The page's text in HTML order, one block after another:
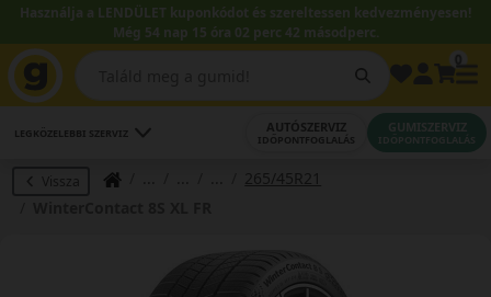
Használja a LENDÜLET kuponkódot és szereltessen kedvezményesen!
Még 54 nap 15 óra 02 perc 41 másodperc.
LEGKÖZELEBBI SZERVIZ AUTÓSZERVIZ
IDŐPONTFOGLALÁS
GUMISZERVIZ
IDŐPONTFOGLALÁS
Vissza
265/45R21